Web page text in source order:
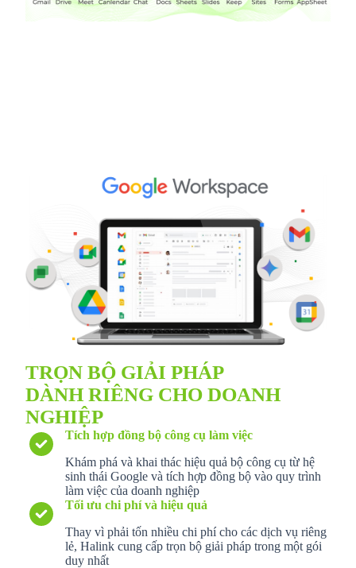
TRỌN BỘ GIẢI PHÁP
DÀNH RIÊNG CHO DOANH
NGHIỆP
Tích hợp đồng bộ công cụ làm việc
Khám phá và khai thác hiệu quả bộ công cụ từ hệ
sinh thái Google và tích hợp đồng bộ vào quy trình
làm việc của doanh nghiệp
Tối ưu chi phí và hiệu quả
Thay vì phải tốn nhiều chi phí cho các dịch vụ riêng
lẻ, Halink cung cấp trọn bộ giải pháp trong một gói
duy nhất